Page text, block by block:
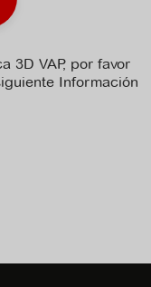
3D VAP, por favor
Información